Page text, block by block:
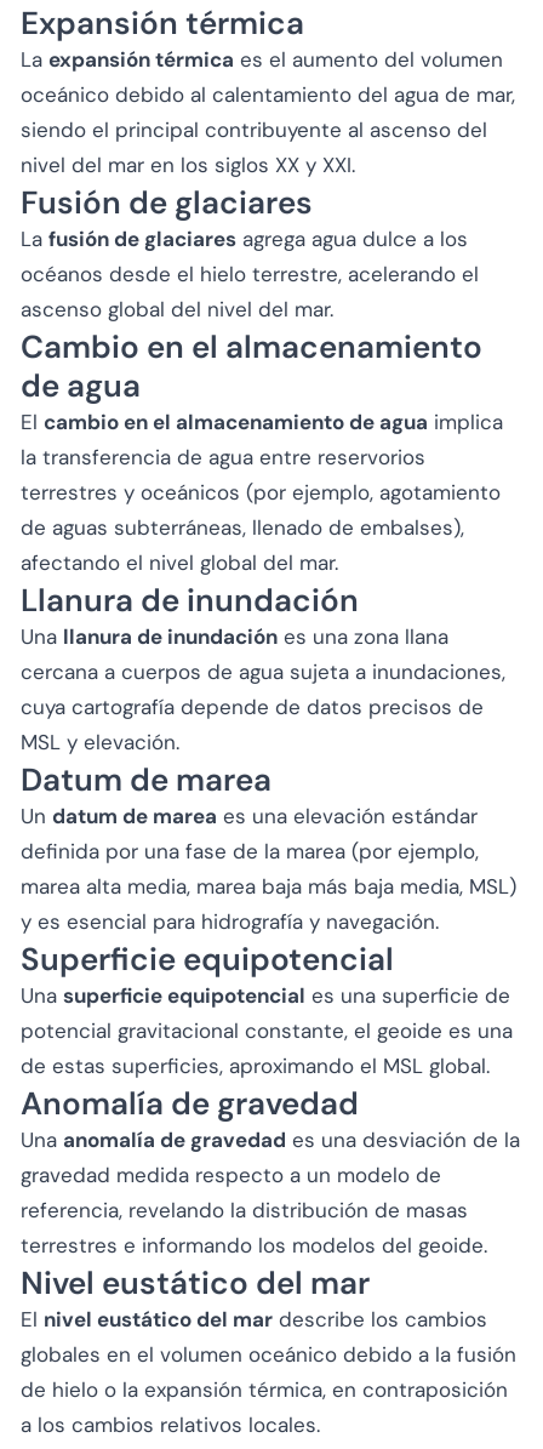
Expansión térmica
La expansión térmica es el aumento del volumen
oceánico debido al calentamiento del agua de mar,
siendo el principal contribuyente al ascenso del
nivel del mar en los siglos XX y XXI.
Fusión de glaciares
La fusión de glaciares agrega agua dulce a los
océanos desde el hielo terrestre, acelerando el
ascenso global del nivel del mar.
Cambio en el almacenamiento
de agua
El cambio en el almacenamiento de agua implica
la transferencia de agua entre reservorios
terrestres y oceánicos (por ejemplo, agotamiento
de aguas subterráneas, llenado de embalses),
afectando el nivel global del mar.
Llanura de inundación
Una llanura de inundación es una zona llana
cercana a cuerpos de agua sujeta a inundaciones,
cuya cartografía depende de datos precisos de
MSL y elevación.
Datum de marea
Un datum de marea es una elevación estándar
definida por una fase de la marea (por ejemplo,
marea alta media, marea baja más baja media, MSL)
y es esencial para hidrografía y navegación.
Superficie equipotencial
Una superficie equipotencial es una superficie de
potencial gravitacional constante, el geoide es una
de estas superficies, aproximando el MSL global.
Anomalía de gravedad
Una anomalía de gravedad es una desviación de la
gravedad medida respecto a un modelo de
referencia, revelando la distribución de masas
terrestres e informando los modelos del geoide.
Nivel eustático del mar
El nivel eustático del mar describe los cambios
globales en el volumen oceánico debido a la fusión
de hielo o la expansión térmica, en contraposición
a los cambios relativos locales.